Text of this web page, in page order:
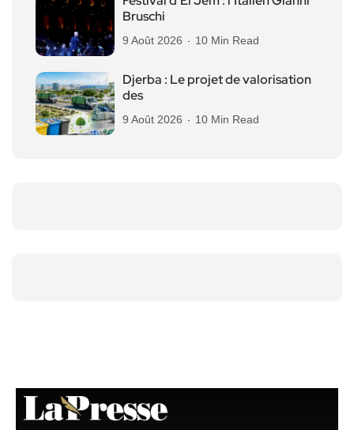
Bruschi
9 Août 2026 10 Min Read
Djerba : Le projet de valorisation
des
9 Août 2026 10 Min Read